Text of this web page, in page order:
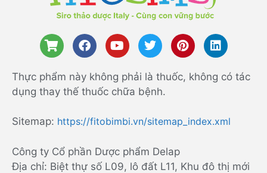
Thực phẩm này không phải là thuốc, không có tác
dụng thay thế thuốc chữa bệnh.
Sitemap: https://fitobimbi.vn/sitemap_index.xml
Công ty Cổ phần Dược phẩm Delap
Địa chỉ: Biệt thự số L09, lô đất L11, Khu đô thị mới